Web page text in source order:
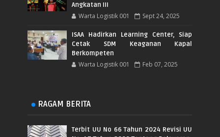
Angkatan III
Warta Logistik 001 Sept 24, 2025
ISAA Hadirkan Learning Center, Siap
Cetak SDM Keaganan Kapal
Berkompeten
Warta Logistik 001 Feb 07, 2025
RAGAM BERITA
Terbit UU No 66 Tahun 2024 Revisi UU